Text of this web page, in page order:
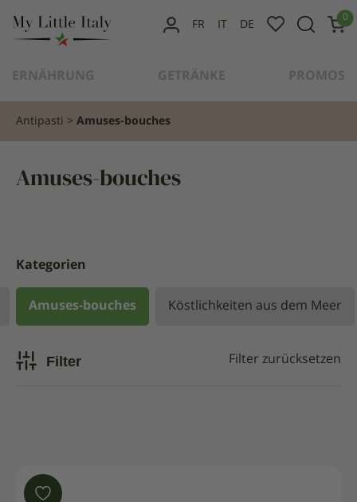
ERNÄHRUNG GETRÄNKE PROMOS
FR DE
0
Antipasti Amuses-bouches
Amuses-bouches
Kategorien
Amuses-bouches Köstlichkeiten aus dem Meer
Filter Filter zurücksetzen